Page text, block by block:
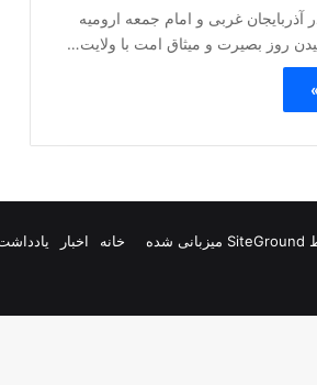
آذربایجان غربی و امام جمعه ارومیه
روز بصیرت و میثاق امت با ولایت…
SiteGround میزبانی شده خانه اخبار